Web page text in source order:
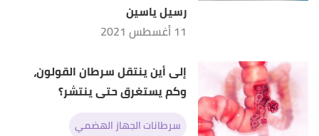
رسيل ياسين
11 أغسطس 2021
إلى أين ينتقل سرطان القولون،
وكم يستغرق حتى ينتشر؟
سرطانات الجهاز الهضمي